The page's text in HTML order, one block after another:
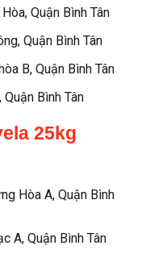
Quận Bình Tân
Quận Bình Tân
B, Quận Bình Tân
Bình Tân
25kg
Hòa A, Quận Bình
A, Quận Bình Tân